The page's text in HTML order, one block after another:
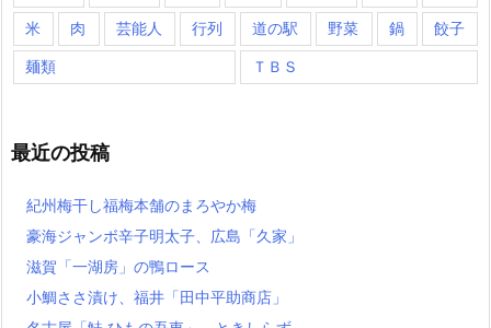
米 肉 芸能人 行列 道の駅 野菜 鍋 餃子
麺類 ＴＢＳ
最近の投稿
紀州梅干し福梅本舗のまろやか梅
豪海ジャンボ辛子明太子、広島「久家」
滋賀「一湖房」の鴨ロース
小鯛ささ漬け、福井「田中平助商店」